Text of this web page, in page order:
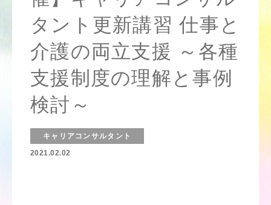
タント更新講習 仕事と
介護の両立支援 ～各種
支援制度の理解と事例
検討～
キャリアコンサルタント
2021.02.02